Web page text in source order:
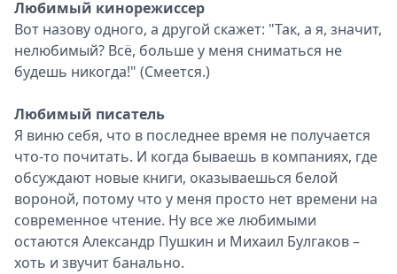
Любимый кинорежиссер
Вот назову одного, а другой скажет: "Так, а я, значит,
нелюбимый? Всё, больше у меня сниматься не
будешь никогда!" (Смеется.)
Любимый писатель
Я виню себя, что в последнее время не получается
что-то почитать. И когда бываешь в компаниях, где
обсуждают новые книги, оказываешься белой
вороной, потому что у меня просто нет времени на
современное чтение. Ну все же любимыми
остаются Александр Пушкин и Михаил Булгаков –
хоть и звучит банально.